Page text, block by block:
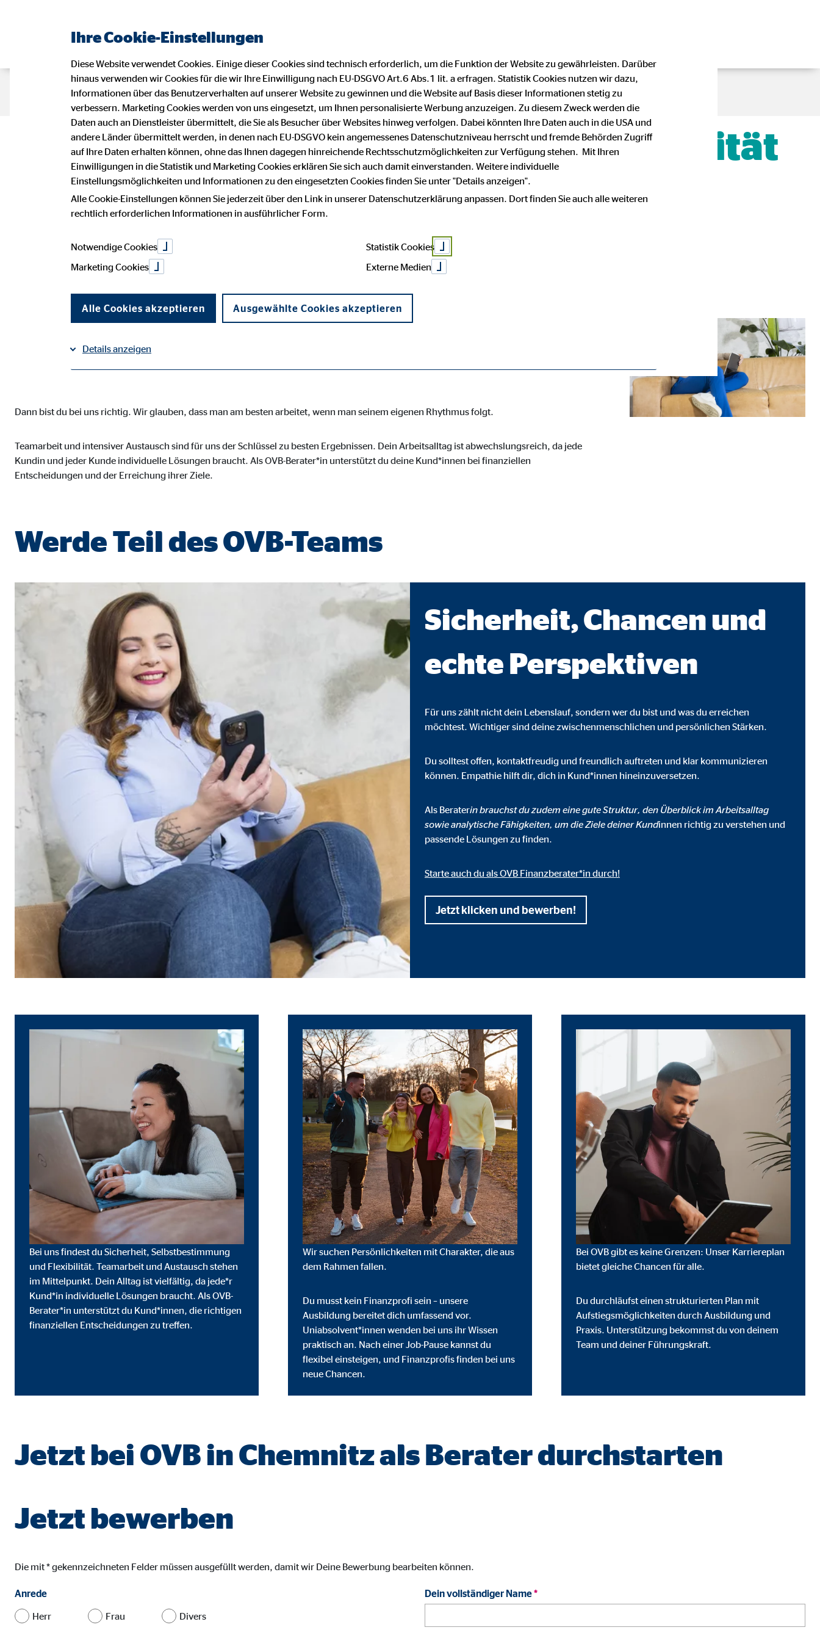
Beraterseite Karriere bei OVB Impressum Datenschutz
Deine Karriere mit Sicherheit, Flexibilität
und Teamgeist!
Suchst du einen Job, der Sicherheit,
Selbstbestimmung und Flexibilität
vereint?
Dann bist du bei uns richtig. Wir glauben, dass man am besten arbeitet, wenn man seinem eigenen Rhythmus folgt.
Teamarbeit und intensiver Austausch sind für uns der Schlüssel zu besten Ergebnissen. Dein Arbeitsalltag ist abwechslungsreich, da jede
Kundin und jeder Kunde individuelle Lösungen braucht. Als OVB-Berater*in unterstützt du deine Kund*innen bei finanziellen
Entscheidungen und der Erreichung ihrer Ziele.
Werde Teil des OVB-Teams
Sicherheit, Chancen und
echte Perspektiven
Für uns zählt nicht dein Lebenslauf, sondern wer du bist und was du erreichen
möchtest. Wichtiger sind deine zwischenmenschlichen und persönlichen Stärken.
Du solltest offen, kontaktfreudig und freundlich auftreten und klar kommunizieren
können. Empathie hilft dir, dich in Kund*innen hineinzuversetzen.
Als Beraterin brauchst du zudem eine gute Struktur, den Überblick im Arbeitsalltag
sowie analytische Fähigkeiten, um die Ziele deiner Kundinnen richtig zu verstehen und
passende Lösungen zu finden.
Starte auch du als OVB Finanzberater*in durch!
Jetzt klicken und bewerben!
Bei uns findest du Sicherheit, Selbstbestimmung
und Flexibilität. Teamarbeit und Austausch stehen
im Mittelpunkt. Dein Alltag ist vielfältig, da jede*r
Kund*in individuelle Lösungen braucht. Als OVB-
Berater*in unterstützt du Kund*innen, die richtigen
finanziellen Entscheidungen zu treffen.
Wir suchen Persönlichkeiten mit Charakter, die aus
dem Rahmen fallen.
Du musst kein Finanzprofi sein – unsere
Ausbildung bereitet dich umfassend vor.
Uniabsolvent*innen wenden bei uns ihr Wissen
praktisch an. Nach einer Job-Pause kannst du
flexibel einsteigen, und Finanzprofis finden bei uns
neue Chancen.
Bei OVB gibt es keine Grenzen: Unser Karriereplan
bietet gleiche Chancen für alle.
Du durchläufst einen strukturierten Plan mit
Aufstiegsmöglichkeiten durch Ausbildung und
Praxis. Unterstützung bekommst du von deinem
Team und deiner Führungskraft.
Jetzt bei OVB in Chemnitz als Berater durchstarten
Jetzt bewerben
Die mit * gekennzeichneten Felder müssen ausgefüllt werden, damit wir Deine Bewerbung bearbeiten können.
Anrede
Herr Frau Divers
Dein vollständiger Name*
Ihre Cookie-Einstellungen
Diese Website verwendet Cookies. Einige dieser Cookies sind technisch erforderlich, um die Funktion der Website zu gewährleisten. Darüber
hinaus verwenden wir Cookies für die wir Ihre Einwilligung nach EU-DSGVO Art.6 Abs.1 lit. a erfragen. Statistik Cookies nutzen wir dazu,
Informationen über das Benutzerverhalten auf unserer Website zu gewinnen und die Website auf Basis dieser Informationen stetig zu
verbessern. Marketing Cookies werden von uns eingesetzt, um Ihnen personalisierte Werbung anzuzeigen. Zu diesem Zweck werden die
Daten auch an Dienstleister übermittelt, die Sie als Besucher über Websites hinweg verfolgen. Dabei könnten Ihre Daten auch in die USA und
andere Länder übermittelt werden, in denen nach EU-DSGVO kein angemessenes Datenschutzniveau herrscht und fremde Behörden Zugriff
auf Ihre Daten erhalten können, ohne das Ihnen dagegen hinreichende Rechtsschutzmöglichkeiten zur Verfügung stehen. Mit Ihren
Einwilligungen in die Statistik und Marketing Cookies erklären Sie sich auch damit einverstanden. Weitere individuelle
Einstellungsmöglichkeiten und Informationen zu den eingesetzten Cookies finden Sie unter "Details anzeigen".
Alle Cookie-Einstellungen können Sie jederzeit über den Link in unserer Datenschutzerklärung anpassen. Dort finden Sie auch alle weiteren
rechtlich erforderlichen Informationen in ausführlicher Form.
Notwendige Cookies
Statistik Cookies
Marketing Cookies
Externe Medien
Alle Cookies akzeptieren Ausgewählte Cookies akzeptieren
Details anzeigen
Notwendige Cookies ermöglichen grundlegende Funktionen und sind für die einwandfreie Funktion der Website erforderlich. Die Deaktivierung kann die
Benutzereinstellungen | Empfänger: OVB
Zweck: Speicherung von Benutzereinstellungen
Einverständnis Cookie | Empfänger: OVB
Name:
Anbieter:
Zweck: Speichern Ihrer Einwilligungen
Cookie Laufzeit:
Statistik Cookies
Statistik Cookies erfassen Informationen anonym. Diese Informationen helfen uns zu verstehen, wie unsere Besucher unsere Website nutzen.
Google Analytics | Empfänger: OVB, Google Ireland Ltd.
_ga, _gat_UA-41411249-1, _gid
Anbieter: Google Ireland Ltd.
Zweck: Erhebung von Statistiken zur Website-Nutzung
Cookie Laufzeit: bis zu 14 Monate
Marketing Cookies
Marketing Cookies werden eingesetzt, um personalisierte Werbung anzuzeigen. Zu diesem Zweck werden die Daten an Drittanbieter übermittelt, die die
Besucher über die Websites hinweg verfolgen.
Facebook Ireland Ltd.
Verknüpfung mit Benutzerprofilen
Cookie Laufzeit:
Adform | Empfänger: OVB, Adform A/S
Name:
Anbieter:
Zweck: ad campaign
Cookie Laufzeit:
Externe Medien
Inhalte von Video- und Kartenplattformen werden beim Besuch unserer Webseite standardmäßig blockiert. Durch das Akzeptieren von externen Medien
willigen Sie auch in die mögliche Übermittlung Ihrer Daten an Dienste in datenschutzrechtlich sogenannten Drittländern durch den Anbieter ein.
Cookie Laufzeit: 24 Monate
Name:
JW Player | Empfänger: OVB, Long Tail Ad Solutions Inc.